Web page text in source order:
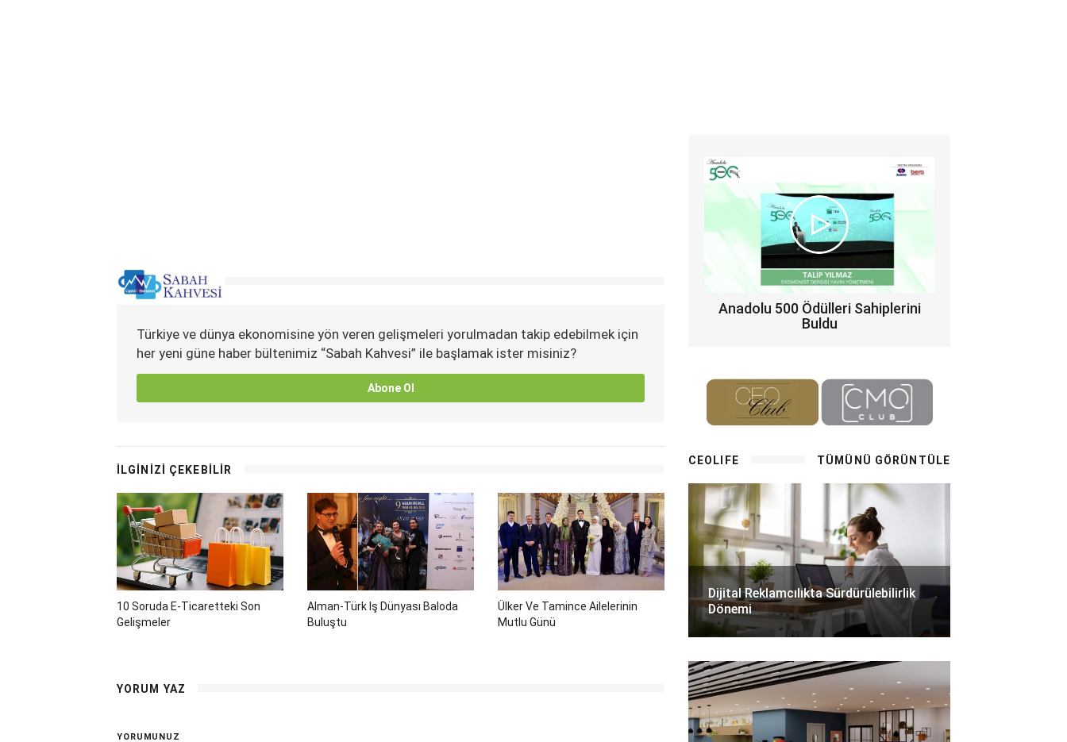
Türkiye ve dünya ekonomisine yön veren gelişmeleri yorulmadan takip edebilmek için
her yeni güne haber bültenimiz “Sabah Kahvesi” ile başlamak ister misiniz?
Abone Ol
İLGİNİZİ ÇEKEBİLİR
10 Soruda E-Ticaretteki Son
Gelişmeler
Alman-Türk Iş Dünyası Baloda
Buluştu
Ülker Ve Tamince Ailelerinin
Mutlu Günü
YORUM YAZ
YORUMUNUZ
Anadolu 500 Ödülleri Sahiplerini
Buldu
CEOLIFE TÜMÜNÜ GÖRÜNTÜLE
Dijital Reklamcılıkta Sürdürülebilirlik
Dönemi